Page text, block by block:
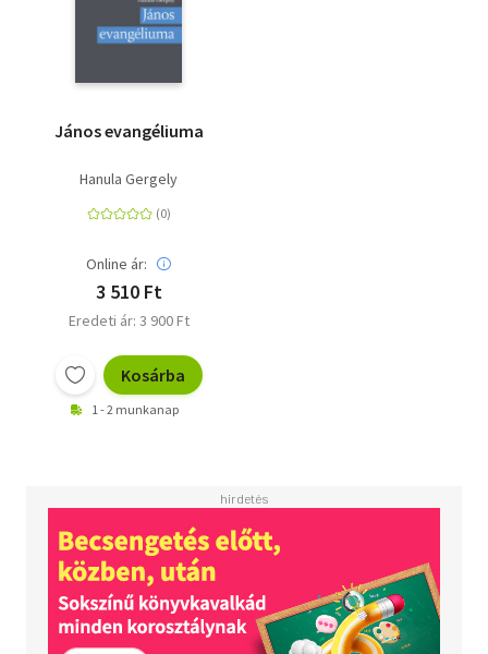
János evangéliuma
Hanula Gergely
Online ár:
3 510 Ft
Eredeti ár: 3 900 Ft
Kosárba
1 - 2 munkanap